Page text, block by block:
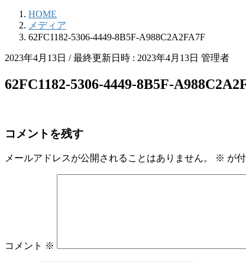
HOME
メディア
62FC1182-5306-4449-8B5F-A988C2A2FA7F
2023年4月13日 / 最終更新日時 : 2023年4月13日 管理者
62FC1182-5306-4449-8B5F-
コメントを残す
メールアドレスが公開されることはありません。 ※ が
コメント ※